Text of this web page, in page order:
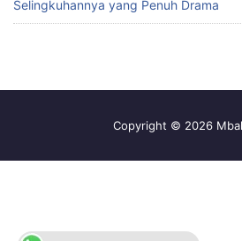
Selingkuhannya yang Penuh Drama
Copyright © 2026